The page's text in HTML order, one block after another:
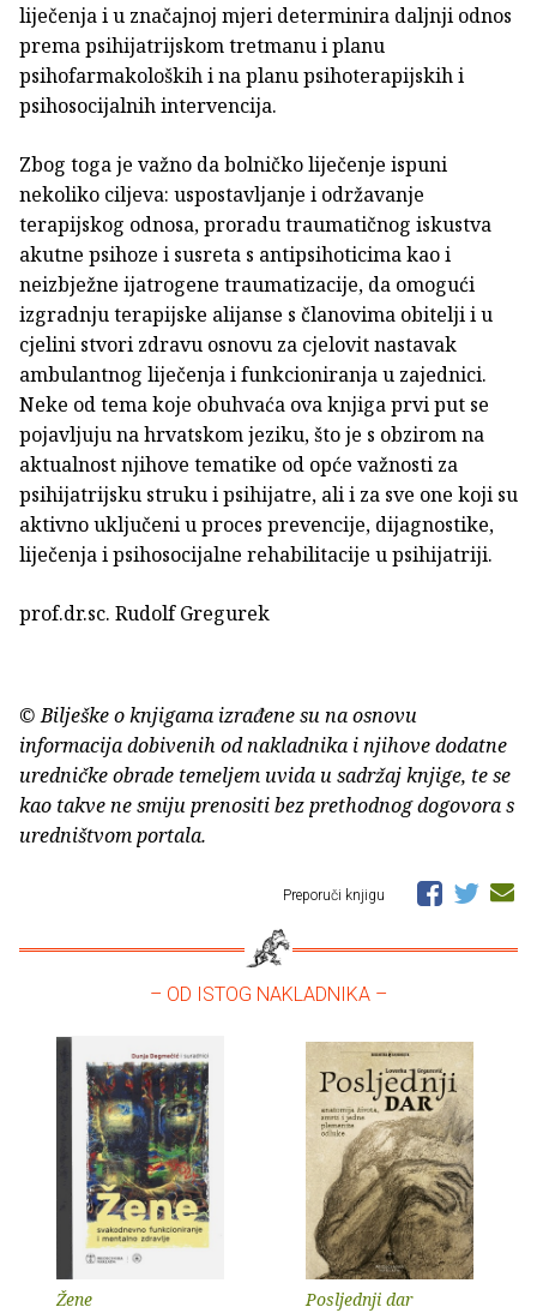
liječenja i u značajnoj mjeri determinira daljnji odnos
prema psihijatrijskom tretmanu i planu
psihofarmakoloških i na planu psihoterapijskih i
psihosocijalnih intervencija.
Zbog toga je važno da bolničko liječenje ispuni
nekoliko ciljeva: uspostavljanje i održavanje
terapijskog odnosa, proradu traumatičnog iskustva
akutne psihoze i susreta s antipsihoticima kao i
neizbježne ijatrogene traumatizacije, da omogući
izgradnju terapijske alijanse s članovima obitelji i u
cjelini stvori zdravu osnovu za cjelovit nastavak
ambulantnog liječenja i funkcioniranja u zajednici.
Neke od tema koje obuhvaća ova knjiga prvi put se
pojavljuju na hrvatskom jeziku, što je s obzirom na
aktualnost njihove tematike od opće važnosti za
psihijatrijsku struku i psihijatre, ali i za sve one koji su
aktivno uključeni u proces prevencije, dijagnostike,
liječenja i psihosocijalne rehabilitacije u psihijatriji.
prof.dr.sc. Rudolf Gregurek
© Bilješke o knjigama izrađene su na osnovu
informacija dobivenih od nakladnika i njihove dodatne
uredničke obrade temeljem uvida u sadržaj knjige, te se
kao takve ne smiju prenositi bez prethodnog dogovora s
uredništvom portala.
Preporuči knjigu
– OD ISTOG NAKLADNIKA –
Žene Posljednji dar